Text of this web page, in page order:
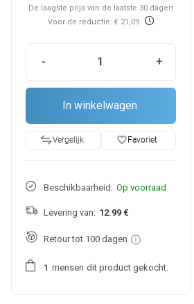
De laagste prijs van de laatste 30 dagen
Voor de reductie: € 21,09
- +
In winkelwagen
Vergelijk favorite_borderFavoriet
Beschikbaarheid: Op voorraad
Levering van: 12.99 €
Retour tot 100 dagen
1 mensen dit product gekocht.